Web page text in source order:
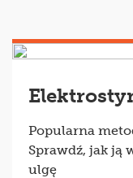
Popularna
Sprawdź, jak ją
ulgę